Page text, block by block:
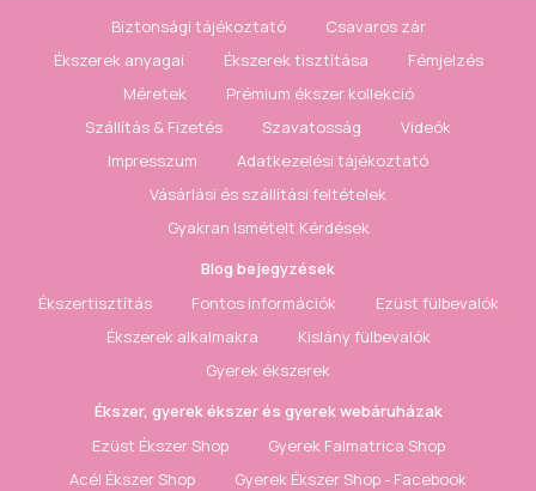
Biztonsági tájékoztató
Csavaros zár
Ékszerek anyagai
Ékszerek tisztítása
Fémjelzés
Méretek
Prémium ékszer kollekció
Szállítás & Fizetés
Szavatosság
Videók
Impresszum
Adatkezelési tájékoztató
Vásárlási és szállítási feltételek
Gyakran Ismételt Kérdések
Blog bejegyzések
Ékszertisztítás
Fontos információk
Ezüst fülbevalók
Ékszerek alkalmakra
Kislány fülbevalók
Gyerek ékszerek
Ékszer, gyerek ékszer és gyerek webáruházak
Ezüst Ékszer Shop
Gyerek Falmatrica Shop
Acél Ékszer Shop
Gyerek Ékszer Shop - Facebook